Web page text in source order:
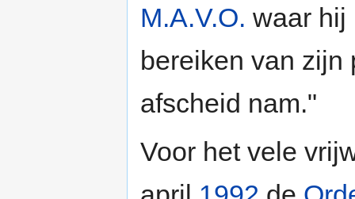
M.A.V.O. waar hij
bereiken van
afscheid nam."
Voor het vele